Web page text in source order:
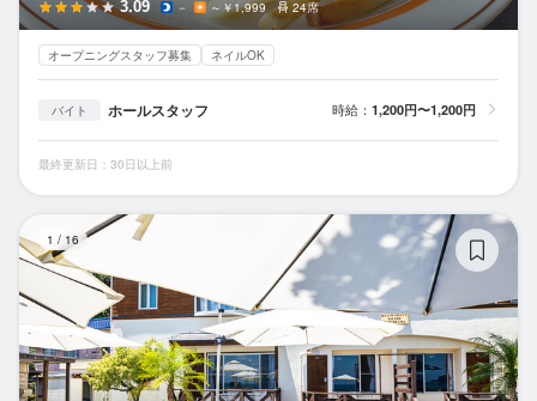
3.09 － ～￥1,999 24席
オープニングスタッフ募集 ネイルOK
バイト ホールスタッフ 時給： 1,200円〜1,200円
最終更新日：30日以上前
1 / 16